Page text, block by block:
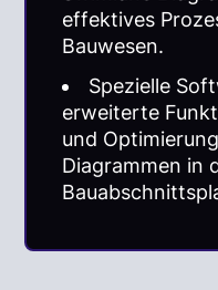
effektives
Bauwesen.
Spezielle
erweiterte
und
Diagrammen in